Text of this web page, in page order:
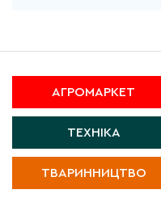
АГРОМАРКЕТ
ТЕХНІКА
ТВАРИННИЦТВО